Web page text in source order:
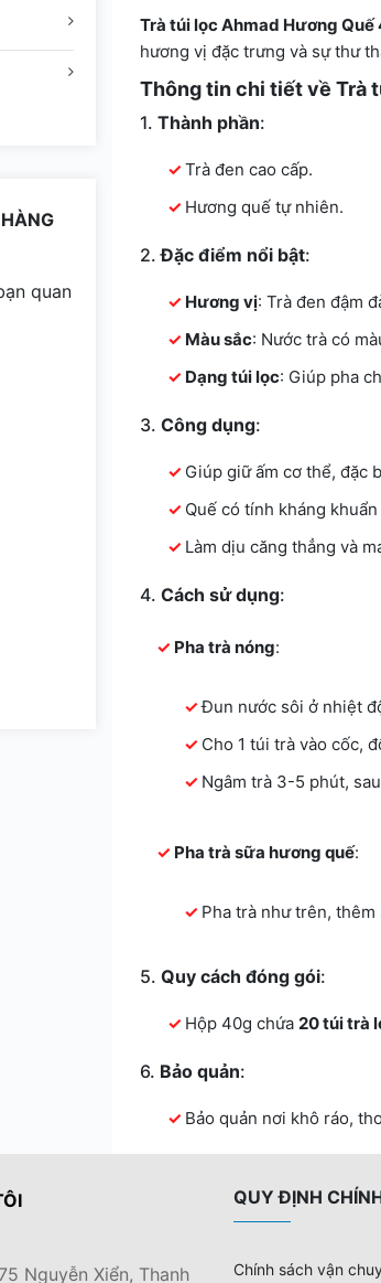
quan
Trà túi lọc Ahmad Hương Quế
hương vị đặc trưng và sự thư
Thông tin chi tiết về Trà
1. Thành phần:
Trà đen cao cấp.
Hương quế tự nhiên.
2.Đặc điểm nổi bật:
Hương vị: Trà đen đậm
Màu sắc: Nước trà có
Dạng túi lọc: Giúp pha
3. Công dụng:
Giúp giữ ấm cơ thể, đặc
Quế có tính kháng
Làm dịu căng thẳng và
4. Cách sử dụng:
Pha trà nóng:
Đun nước sôi ở nhiệt
Cho 1 túi trà vào cốc,
Ngâm trà 3-5 phút,
Pha trà sữa hương quế:
Pha trà như trên,
5. Quy cách đóng gói:
Hộp 40g chứa 20 túi trà
6. Bảo quản:
Bảo quản nơi khô ráo,
Nguyễn Xiển, Thanh
QUY ĐỊNH
Chính sách vận